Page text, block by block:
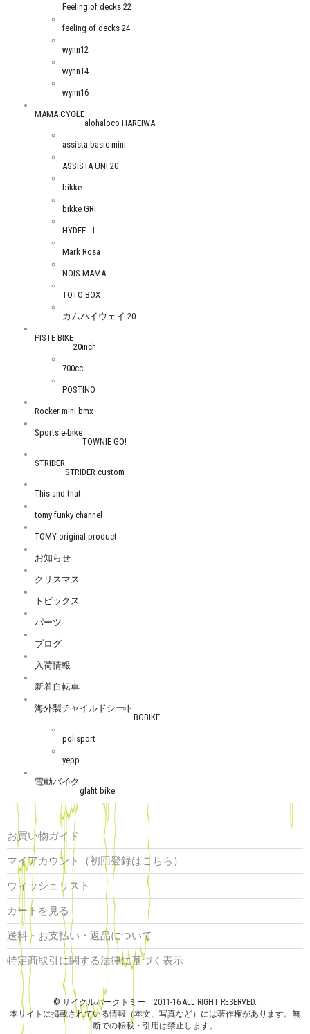
Feeling of decks 22
feeling of decks 24
wynn12
wynn14
wynn16
MAMA CYCLE
alohaloco HAREIWA
assista basic mini
ASSISTA UNI 20
bikke
bikke GRI
HYDEE.Ⅱ
Mark Rosa
NOIS MAMA
TOTO BOX
カムハイウェイ 20
PISTE BIKE
20inch
700cc
POSTINO
Rocker mini bmx
Sports e-bike
TOWNIE GO!
STRIDER
STRIDER custom
This and that
tomy funky channel
TOMY original product
お知らせ
クリスマス
トピックス
パーツ
ブログ
入荷情報
新着自転車
海外製チャイルドシート
BOBIKE
polisport
yepp
電動バイク
glafit bike
お買い物ガイド
マイアカウント（初回登録はこちら）
ウィッシュリスト
カートを見る
送料・お支払い・返品について
特定商取引に関する法律に基づく表示
© サイクルパークトミー 2011-16 ALL RIGHT RESERVED.
本サイトに掲載されている情報（本文、写真など）には著作権があります。無
断での転載・引用は禁止します。